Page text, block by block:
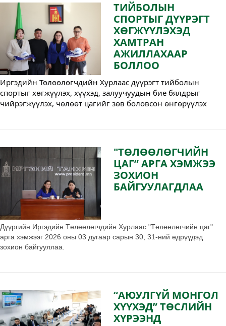
ТИЙБОЛЫН
СПОРТЫГ ДҮҮРЭГТ
ХӨГЖҮҮЛЭХЭД
ХАМТРАН
АЖИЛЛАХААР
БОЛЛОО
Иргэдийн Төлөөлөгчдийн Хурлаас дүүрэгт тийболын
спортыг хөгжүүлэх, хүүхэд, залуучуудын бие бялдрыг
чийрэгжүүлэх, чөлөөт цагийг зөв боловсон өнгөрүүлэх
"ТӨЛӨӨЛӨГЧИЙН
ЦАГ” АРГА ХЭМЖЭЭ
ЗОХИОН
БАЙГУУЛАГДЛАА
Дүүргийн Иргэдийн Төлөөлөгчдийн Хурлаас "Төлөөлөгчийн цаг"
арга хэмжээг 2026 оны 03 дугаар сарын 30, 31-ний өдрүүдэд
зохион байгууллаа.
“АЮУЛГҮЙ МОНГОЛ
ХҮҮХЭД” ТӨСЛИЙН
ХҮРЭЭНД